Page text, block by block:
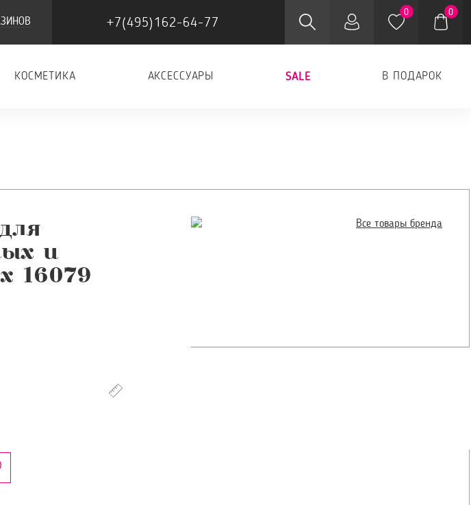
+7(495)162-64-77
0 0
КОСМЕТИКА АКСЕССУАРЫ SALE В ПОДАРОК
и
16079
Все товары бренда